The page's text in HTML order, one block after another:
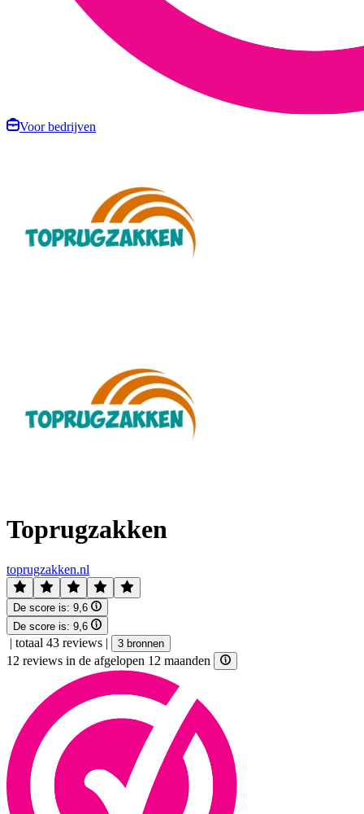
Voor bedrijven
Toprugzakken
toprugzakken.nl
De score is: 9,6
De score is: 9,6
| totaal 43 reviews | 3 bronnen
12 reviews in de afgelopen 12 maanden